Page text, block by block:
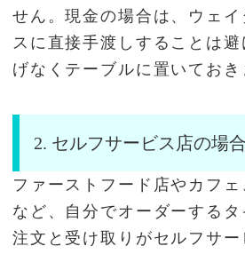
せん。現金の場合は、ウェイ
スに直接手渡しすることは避
げなくテーブルに置いておき
2. セルフサービス店の場合
ファーストフード店やカフ
など、自分でオーダーする
注文と受け取りがセルフサ